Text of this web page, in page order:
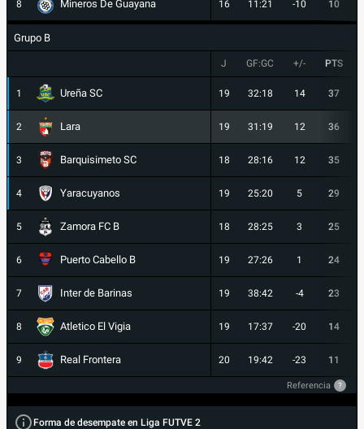
8 Mineros De Guayana 16 11:21 -10 10
Grupo B
J GF:GC +/- PTS
1 Ureña SC 19 32:18 14 37
2 Lara 19 31:19 12 36
3 Barquisimeto SC 18 28:16 12 35
4 Yaracuyanos 19 25:20 5 29
5 Zamora FC B 18 28:25 3 25
6 Puerto Cabello B 19 27:26 1 24
7 Inter de Barinas 19 38:42 -4 23
8 Atletico El Vigia 19 17:37 -20 14
9 Real Frontera 20 19:42 -23 11
Referencia ?
Forma de desempate en Liga FUTVE 2